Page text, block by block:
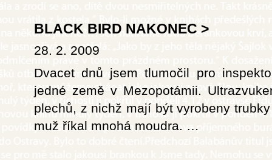
BLACK BIRD NAKONEC >
28. 2. 2009
Dvacet dnů jsem tlumočil pro
jedné země v Mezopotámii.
plechů, z nichž mají být vyrobeny
muž říkal mnohá moudra. …